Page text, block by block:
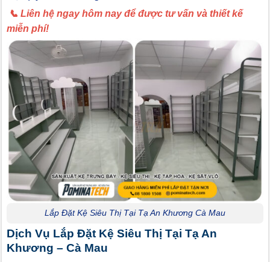
📞 Liên hệ ngay hôm nay để được tư vấn và thiết kế
miễn phí!
Lắp Đặt Kệ Siêu Thị Tại Tạ An Khương Cà Mau
Dịch Vụ Lắp Đặt Kệ Siêu Thị Tại Tạ An
Khương – Cà Mau